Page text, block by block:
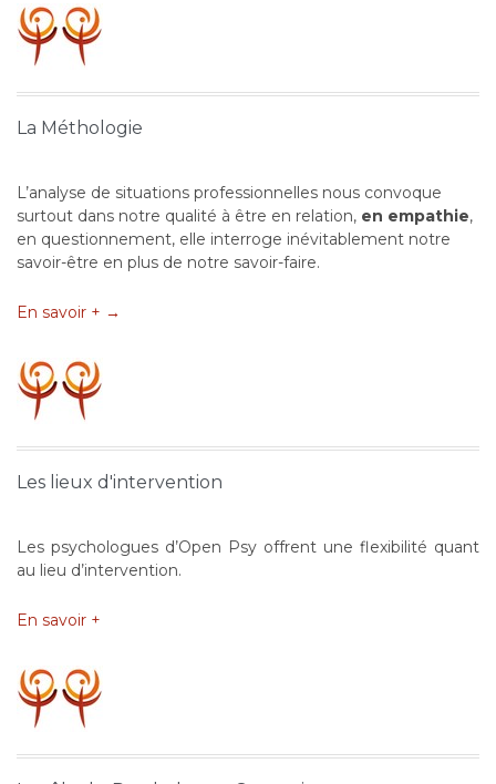
La Méthologie
L’analyse de situations professionnelles nous convoque
surtout dans notre qualité à être en relation, en empathie,
en questionnement, elle interroge inévitablement notre
savoir-être en plus de notre savoir-faire.
En savoir + →
Les lieux d'intervention
Les psychologues d’Open Psy offrent une flexibilité quant
au lieu d’intervention.
En savoir +